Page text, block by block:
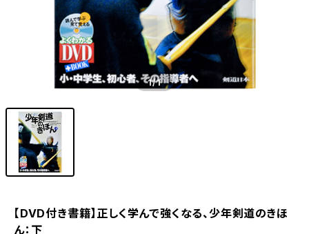
1/1
【DVD付き書籍】正しく学んで強くなる、少年剣道のきほ
ん：下